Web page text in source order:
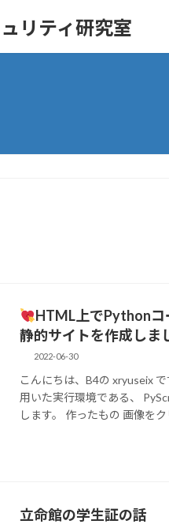
リティ研究室
HTML上でPythonコ
静的サイトを作成しま
2022-06-30
こんにちは、B4の xryuseix
用いた実行環境である、
します。 作ったもの 画像を
立命館の学生証の話